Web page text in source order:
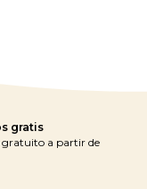
gratis
gratuito a partir de